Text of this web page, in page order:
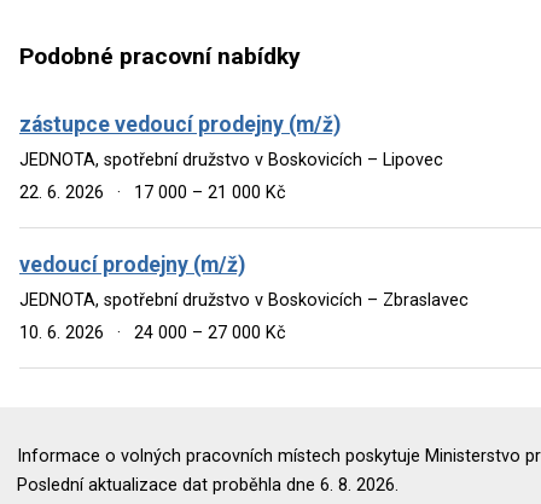
Podobné pracovní nabídky
zástupce vedoucí prodejny (m/ž)
JEDNOTA, spotřební družstvo v Boskovicích – Lipovec
22. 6. 2026
· 17 000 – 21 000 Kč
vedoucí prodejny (m/ž)
JEDNOTA, spotřební družstvo v Boskovicích – Zbraslavec
10. 6. 2026
· 24 000 – 27 000 Kč
Informace o volných pracovních místech poskytuje Ministerstvo
Poslední aktualizace dat proběhla dne 6. 8. 2026.